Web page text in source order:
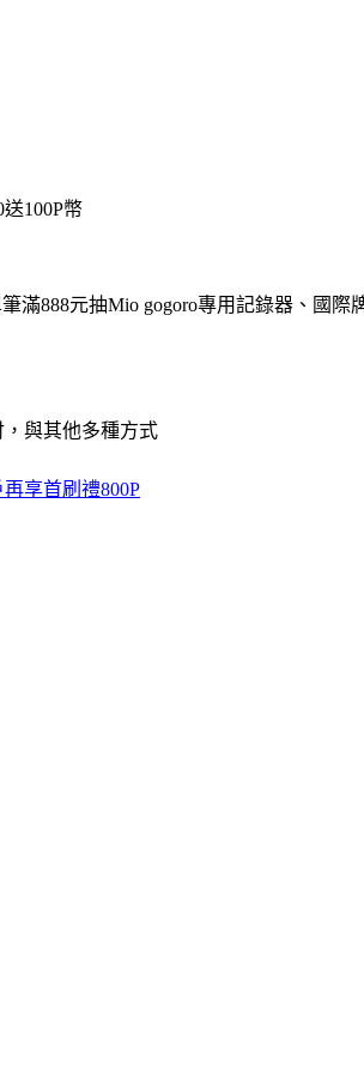
送100P幣
滿888元抽Mio gogoro專用記錄器、國
與其他多種方式
享首刷禮800P